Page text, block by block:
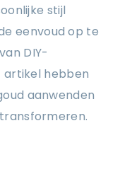
stijl
eenvoud op te
DIY-
artikel hebben
aanwenden